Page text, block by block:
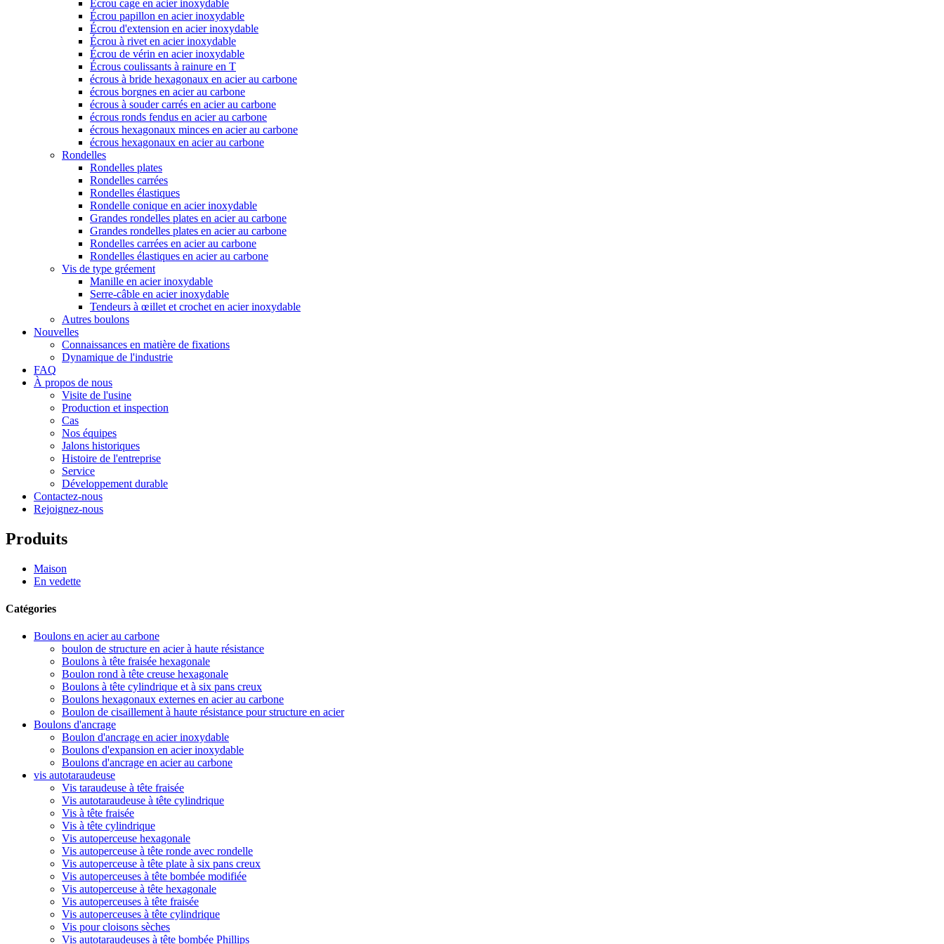
Écrou cage en acier inoxydable
Écrou papillon en acier inoxydable
Écrou d'extension en acier inoxydable
Écrou à rivet en acier inoxydable
Écrou de vérin en acier inoxydable
Écrous coulissants à rainure en T
écrous à bride hexagonaux en acier au carbone
écrous borgnes en acier au carbone
écrous à souder carrés en acier au carbone
écrous ronds fendus en acier au carbone
écrous hexagonaux minces en acier au carbone
écrous hexagonaux en acier au carbone
Rondelles
Rondelles plates
Rondelles carrées
Rondelles élastiques
Rondelle conique en acier inoxydable
Grandes rondelles plates en acier au carbone
Grandes rondelles plates en acier au carbone
Rondelles carrées en acier au carbone
Rondelles élastiques en acier au carbone
Vis de type gréement
Manille en acier inoxydable
Serre-câble en acier inoxydable
Tendeurs à œillet et crochet en acier inoxydable
Autres boulons
Nouvelles
Connaissances en matière de fixations
Dynamique de l'industrie
FAQ
À propos de nous
Visite de l'usine
Production et inspection
Cas
Nos équipes
Jalons historiques
Histoire de l'entreprise
Service
Développement durable
Contactez-nous
Rejoignez-nous
Produits
Maison
En vedette
Catégories
Boulons en acier au carbone
boulon de structure en acier à haute résistance
Boulons à tête fraisée hexagonale
Boulon rond à tête creuse hexagonale
Boulons à tête cylindrique et à six pans creux
Boulons hexagonaux externes en acier au carbone
Boulon de cisaillement à haute résistance pour structure en acier
Boulons d'ancrage
Boulon d'ancrage en acier inoxydable
Boulons d'expansion en acier inoxydable
Boulons d'ancrage en acier au carbone
vis autotaraudeuse
Vis taraudeuse à tête fraisée
Vis autotaraudeuse à tête cylindrique
Vis à tête fraisée
Vis à tête cylindrique
Vis autoperceuse hexagonale
Vis autoperceuse à tête ronde avec rondelle
Vis autoperceuse à tête plate à six pans creux
Vis autoperceuses à tête bombée modifiée
Vis autoperceuse à tête hexagonale
Vis autoperceuses à tête fraisée
Vis autoperceuses à tête cylindrique
Vis pour cloisons sèches
Vis autotaraudeuses à tête bombée Phillips